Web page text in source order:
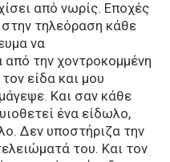
από νωρίς. Εποχές
στην τηλεόραση κάθε
να
την χοντροκομμένη
είδα και μου
Και σαν κάθε
ένα είδωλο,
Δεν υποστήριζα την
του. Και τον